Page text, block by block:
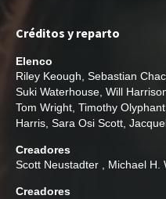
Créditos y reparto
Elenco
Riley Keough Sebastian
Suki Waterhouse Will
Tom Wright Timothy Olyphant
Harris Sara Osi Scott
Creadores
Scott Neustadter
Michael H.
Creadores